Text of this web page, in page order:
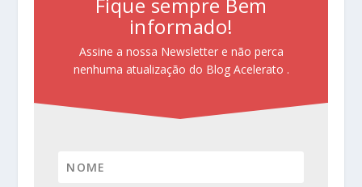
Fique sempre Bem
informado!
Assine a nossa Newsletter e não perca
nenhuma atualização do Blog Acelerato .